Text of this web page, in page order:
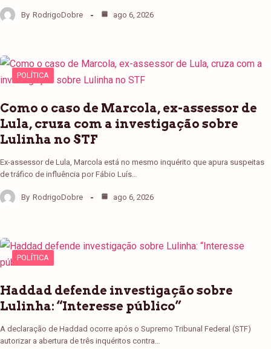
By RodrigoDobre ago 6, 2026
POLÍTICA
Como o caso de Marcola, ex-assessor de
Lula, cruza com a investigação sobre
Lulinha no STF
Ex-assessor de Lula, Marcola está no mesmo inquérito que apura suspeitas
de tráfico de influência por Fábio Luís…
By RodrigoDobre ago 6, 2026
POLÍTICA
Haddad defende investigação sobre
Lulinha: “Interesse público”
A declaração de Haddad ocorre após o Supremo Tribunal Federal (STF)
autorizar a abertura de três inquéritos contra…